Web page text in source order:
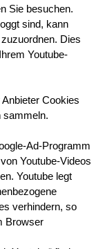
Sie besuchen.
sind, kann
Dies
Youtube-
Cookies
sammeln.
Ad-Programm
Youtube-Videos
Youtube legt
verhindern, so
Browser